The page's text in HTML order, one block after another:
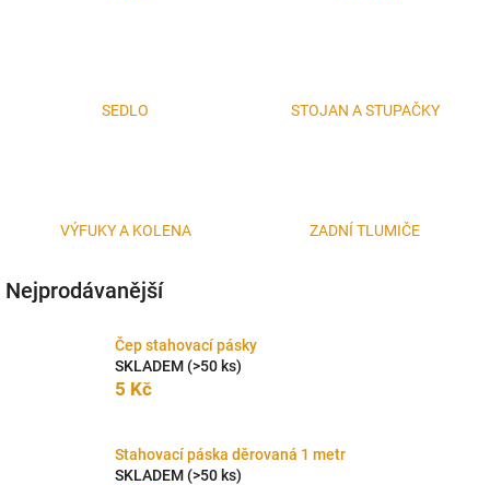
SEDLO STOJAN A STUPAČKY
VÝFUKY A KOLENA ZADNÍ TLUMIČE
Nejprodávanější
Čep stahovací pásky
SKLADEM (>50 ks)
5 Kč
Stahovací páska děrovaná 1 metr
SKLADEM (>50 ks)